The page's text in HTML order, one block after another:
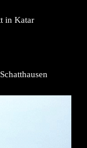
in Katar